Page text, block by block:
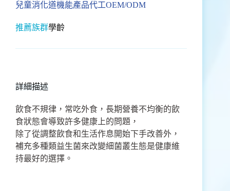
兒童消化道機能產品代工OEM/ODM
推薦族群學齡
詳細描述
飲食不規律，常吃外食，長期營養不均衡的飲
食狀態會導致許多健康上的問題，
除了從調整飲食和生活作息開始下手改善外，
補充多種類益生菌來改變細菌叢生態是健康維
持最好的選擇。